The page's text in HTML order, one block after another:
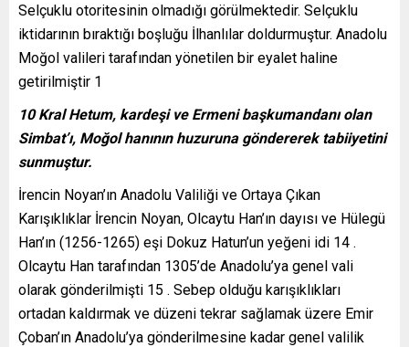
Selçuklu otoritesinin olmadığı görülmektedir. Selçuklu
iktidarının bıraktığı boşluğu İlhanlılar doldurmuştur. Anadolu
Moğol valileri tarafından yönetilen bir eyalet haline
getirilmiştir 1
10 Kral Hetum, kardeşi ve Ermeni başkumandanı olan
Simbat’ı, Moğol hanının huzuruna göndererek tabiiyetini
sunmuştur.
İrencin Noyan’ın Anadolu Valiliği ve Ortaya Çıkan
Karışıklıklar İrencin Noyan, Olcaytu Han’ın dayısı ve Hülegü
Han’ın (1256-1265) eşi Dokuz Hatun’un yeğeni idi 14 .
Olcaytu Han tarafından 1305’de Anadolu’ya genel vali
olarak gönderilmişti 15 . Sebep olduğu karışıklıkları
ortadan kaldırmak ve düzeni tekrar sağlamak üzere Emir
Çoban’ın Anadolu’ya gönderilmesine kadar genel valilik